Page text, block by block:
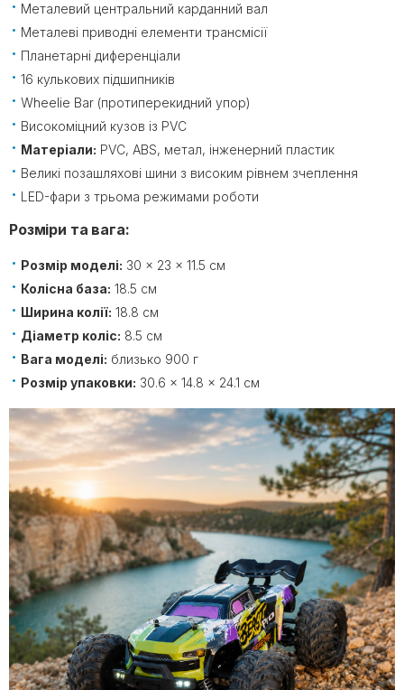
Металевий центральний карданний вал
Металеві приводні елементи трансмісії
Планетарні диференціали
16 кулькових підшипників
Wheelie Bar (протиперекидний упор)
Високоміцний кузов із PVC
Матеріали: PVC, ABS, метал, інженерний пластик
Великі позашляхові шини з високим рівнем зчеплення
LED-фари з трьома режимами роботи
Розміри та вага:
Розмір моделі: 30 × 23 × 11.5 см
Колісна база: 18.5 см
Ширина колії: 18.8 см
Діаметр коліс: 8.5 см
Вага моделі: близько 900 г
Розмір упаковки: 30.6 × 14.8 × 24.1 см